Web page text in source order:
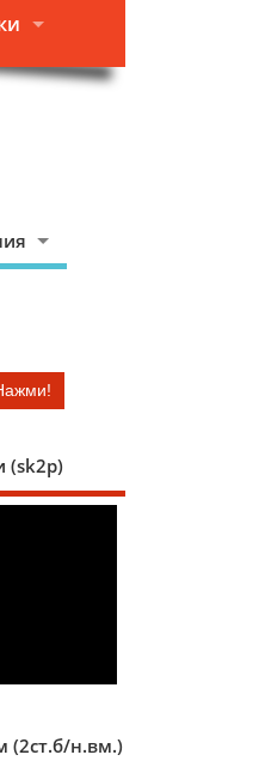
(sk2p)
(2ст.б/н.вм.)